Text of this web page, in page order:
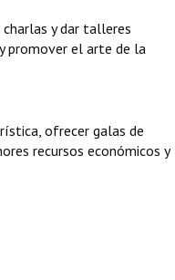
y dar talleres
promover el arte de la
ofrecer galas de
recursos económicos y